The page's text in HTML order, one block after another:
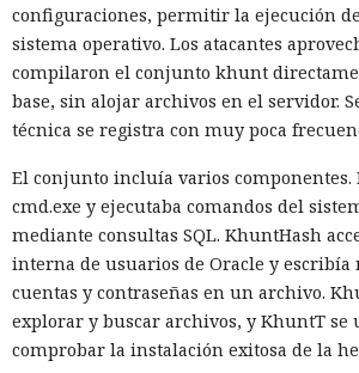
Entre otras novedades figuran la
para reducir el número de solicitudes de
mejor caché de archivos estáticos, la
depuración Instant Navigations, que
componentes lentos, documentación con
versiones para agentes de IA, límites
errores y compatibilidad con
«glob».
Las conversaciones sobre la pérdida de
Next.js en favor de los frameworks
aún no se confirman en los datos: según
de Vercel, Guillermo Rauch, este año el
configuraciones, permitir la ejecución
sistema operativo. Los atacantes
compilaron el conjunto khunt
base, sin alojar archivos en el servidor.
técnica se registra con muy poca
El conjunto incluía varios componentes.
cmd.exe y ejecutaba comandos del
mediante consultas SQL. KhuntHash
interna de usuarios de Oracle y escribía
cuentas y contraseñas en un archivo.
explorar y buscar archivos, y KhuntT se
comprobar la instalación exitosa de la